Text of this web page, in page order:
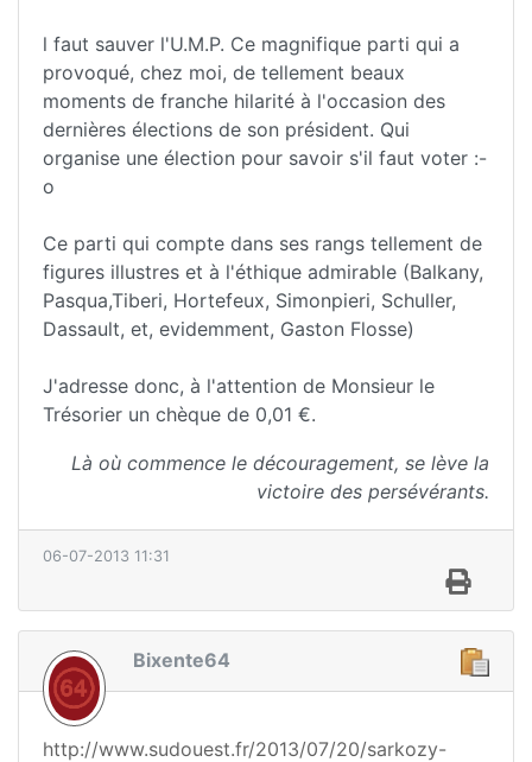
l faut sauver l'U.M.P. Ce magnifique parti qui a
provoqué, chez moi, de tellement beaux
moments de franche hilarité à l'occasion des
dernières élections de son président. Qui
organise une élection pour savoir s'il faut voter :-
o
Ce parti qui compte dans ses rangs tellement de
figures illustres et à l'éthique admirable (Balkany,
Pasqua,Tiberi, Hortefeux, Simonpieri, Schuller,
Dassault, et, evidemment, Gaston Flosse)
J'adresse donc, à l'attention de Monsieur le
Trésorier un chèque de 0,01 €.
Là où commence le découragement, se lève la
victoire des persévérants.
06-07-2013 11:31
Bixente64
http://www.sudouest.fr/2013/07/20/sarkozy-